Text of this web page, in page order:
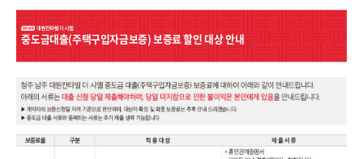
중도금대출(주택구입자금보증) 보증료 할인 대상 안내